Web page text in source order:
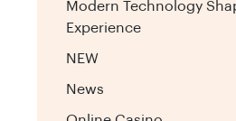
Modern Technology
Experience
NEW
News